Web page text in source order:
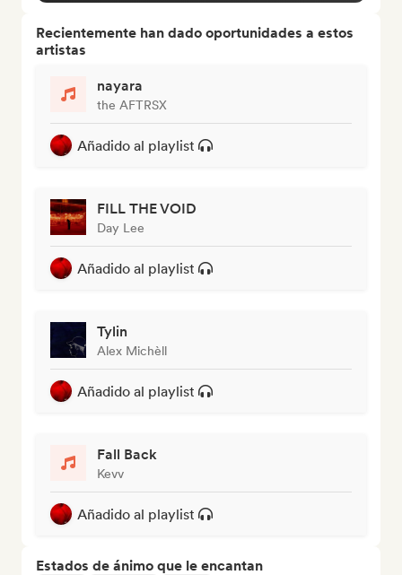
Recientemente han dado oportunidades a estos
artistas
nayara
the AFTRSX
Añadido al playlist
FILL THE VOID
Day Lee
Añadido al playlist
Tylin
Alex Michèll
Añadido al playlist
Fall Back
Kevv
Añadido al playlist
Estados de ánimo que le encantan